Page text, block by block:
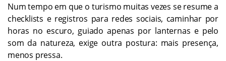
Num tempo em que o turismo muitas vezes se resume a
checklists e registros para redes sociais, caminhar por
horas no escuro, guiado apenas por lanternas e pelo
som da natureza, exige outra postura: mais presença,
menos pressa.